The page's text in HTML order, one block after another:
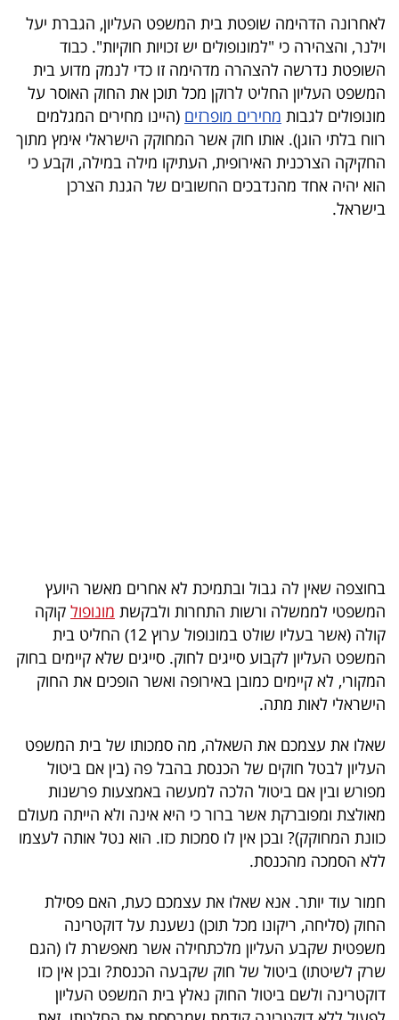
ספורט
קריירה
ולימודים
מינויים
רייטינג
רכב
40
UNDER
40
שיתופי
פעולה
דרושים
ניוזלטרים
מייל
אדום
לאחרונה הדהימה שופטת בית המשפט העליון, הגברת יעל
וילנר, והצהירה כי "למונופולים יש זכויות חוקיות". כבוד
השופטת נדרשה להצהרה מדהימה זו כדי לנמק מדוע בית
המשפט העליון החליט לרוקן מכל תוכן את החוק האוסר על
מונופולים לגבות מחירים מופרזים (היינו מחירים המגלמים
רווח בלתי הוגן). אותו חוק אשר המחוקק הישראלי אימץ מתוך
החקיקה הצרכנית האירופית, העתיקו מילה במילה, וקבע כי
הוא יהיה אחד מהנדבכים החשובים של הגנת הצרכן
בישראל.
בחוצפה שאין לה גבול ובתמיכת לא אחרים מאשר היועץ
המשפטי לממשלה ורשות התחרות ולבקשת מונופול קוקה
קולה (אשר בעליו שולט במונופול ערוץ 12) החליט בית
המשפט העליון לקבוע סייגים לחוק. סייגים שלא קיימים בחוק
המקורי, לא קיימים כמובן באירופה ואשר הופכים את החוק
הישראלי לאות מתה.
שאלו את עצמכם את השאלה, מה סמכותו של בית המשפט
העליון לבטל חוקים של הכנסת בהבל פה (בין אם ביטול
מפורש ובין אם ביטול הלכה למעשה באמצעות פרשנות
מאולצת ומפוברקת אשר ברור כי היא אינה ולא הייתה מעולם
כוונת המחוקק)? ובכן אין לו סמכות כזו. הוא נטל אותה לעצמו
ללא הסמכה מהכנסת.
חמור עוד יותר. אנא שאלו את עצמכם כעת, האם פסילת
החוק (סליחה, ריקונו מכל תוכן) נשענת על דוקטרינה
משפטית שקבע העליון מלכתחילה אשר מאפשרת לו (הגם
שרק לשיטתו) ביטול של חוק שקבעה הכנסת? ובכן אין כזו
דוקטרינה ולשם ביטול החוק נאלץ בית המשפט העליון